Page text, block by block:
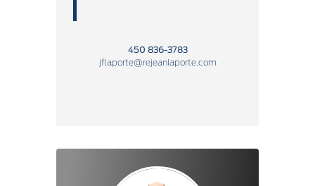
450 836-3783
jflaporte@rejeanlaporte.com